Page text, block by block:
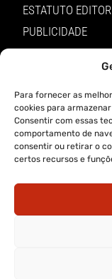
Para fornecer as
cookies para
Consentir com essas
comportamento de
consentir ou retirar o
certos recursos e
ESTATUTO
PUBLICIDADE
LOJA
TERMOS E
POLÍTICA DE
TERMOS DE
TERMOS E
APP A VOZ DE
APP ALERTA